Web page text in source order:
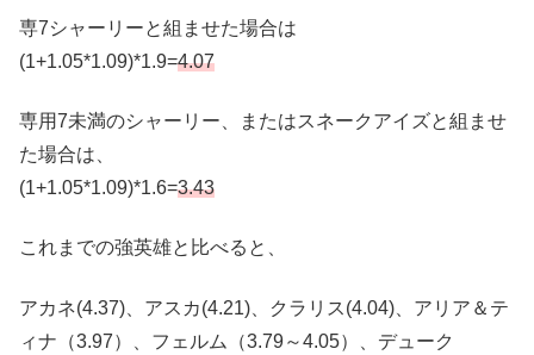
専7シャーリーと組ませた場合は
(1+1.05*1.09)*1.9=4.07
専用7未満のシャーリー、またはスネークアイズと組ませ
た場合は、
(1+1.05*1.09)*1.6=3.43
これまでの強英雄と比べると、
アカネ(4.37)、アスカ(4.21)、クラリス(4.04)、アリア＆テ
ィナ（3.97）、フェルム（3.79～4.05）、デューク